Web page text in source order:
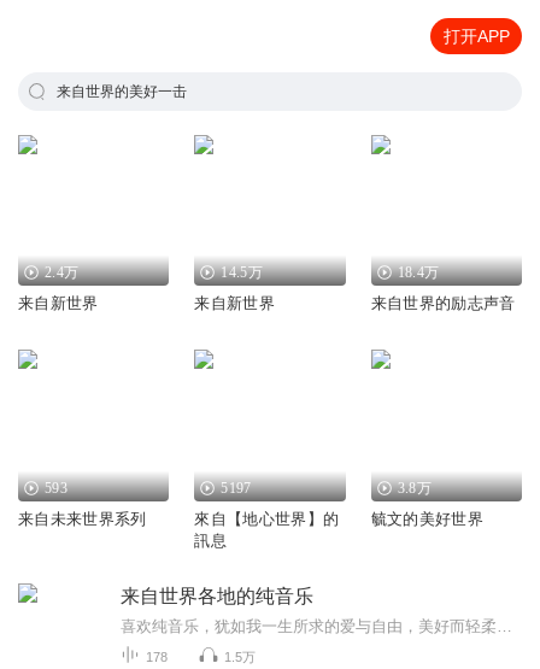
打开APP
来自世界的美好一击
2.4万
来自新世界
14.5万
来自新世界
18.4万
来自世界的励志声音
593
来自未来世界系列
5197
來自【地心世界】的
訊息
3.8万
毓文的美好世界
来自世界各地的纯音乐
178 1.5万